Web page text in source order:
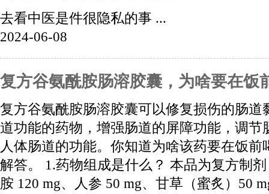
去看中医是件很隐私的事 ​​​...
2024-06-08
复方谷氨酰胺肠溶胶囊，为啥要在饭
复方谷氨酰胺肠溶胶囊可以修复损伤的肠道
道功能的药物，增强肠道的屏障功能，调节
人体肠道的功能。你知道为啥该药要在饭前
解答。 1.药物组成是什么？ 本品为复方制
胺 120 mg、人参 50 mg、甘草（蜜炙）50